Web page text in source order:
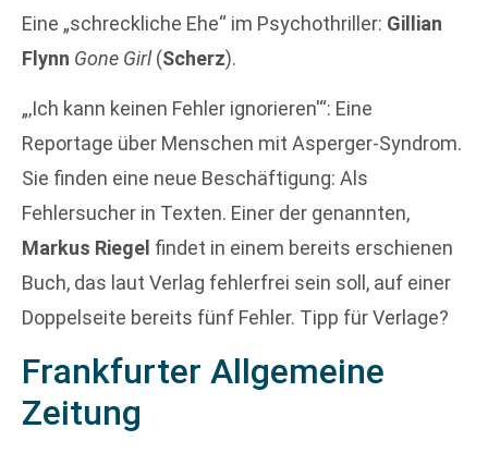
Eine „schreckliche Ehe“ im Psychothriller: Gillian
Flynn Gone Girl(Scherz).
„‚Ich kann keinen Fehler ignorieren'“: Eine
Reportage über Menschen mit Asperger-Syndrom.
Sie finden eine neue Beschäftigung: Als
Fehlersucher in Texten. Einer der genannten,
Markus Riegel findet in einem bereits erschienen
Buch, das laut Verlag fehlerfrei sein soll, auf einer
Doppelseite bereits fünf Fehler. Tipp für Verlage?
Frankfurter Allgemeine
Zeitung